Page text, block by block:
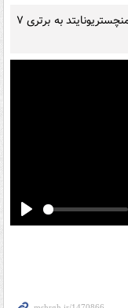
در رقابت‌های لیگ برتر انگلیس،‌ لیورپول مقابل منچستریونایتد به برتری ۷
Play